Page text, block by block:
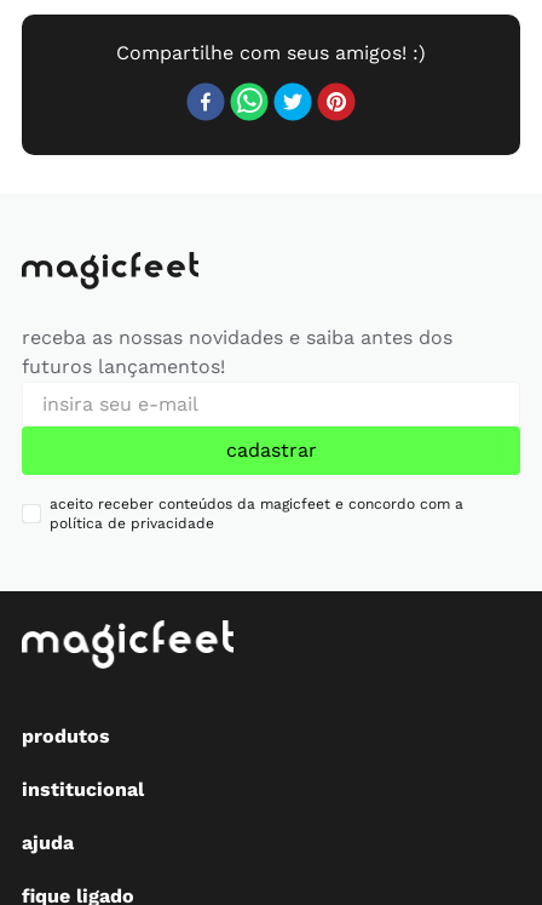
receba as nossas novidades e saiba antes dos
futuros lançamentos!
cadastrar
aceito receber conteúdos da magicfeet e concordo com a
política de privacidade
produtos
institucional
ajuda
fique ligado